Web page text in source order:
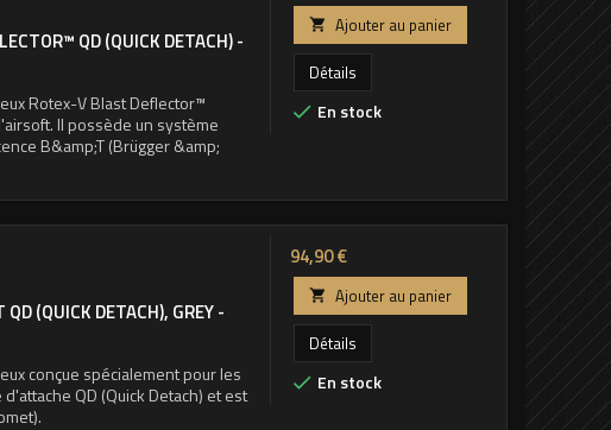
QD (QUICK DETACH) -
Rotex-V Blast Deflector™
Il possède un système
B&amp;T (Brügger &amp;

Ajouter au panier
Détails
 En stock
(QUICK DETACH), GREY -
conçue spécialement pour les
QD (Quick Detach) et est
Prix
94,90 €

Ajouter au panier
Détails
 En stock